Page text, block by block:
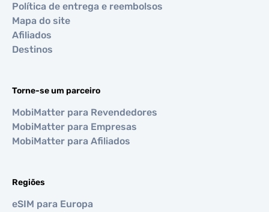
Política de entrega e reembolsos
Mapa do site
Afiliados
Destinos
Torne-se um parceiro
MobiMatter para Revendedores
MobiMatter para Empresas
MobiMatter para Afiliados
Regiões
eSIM para Europa